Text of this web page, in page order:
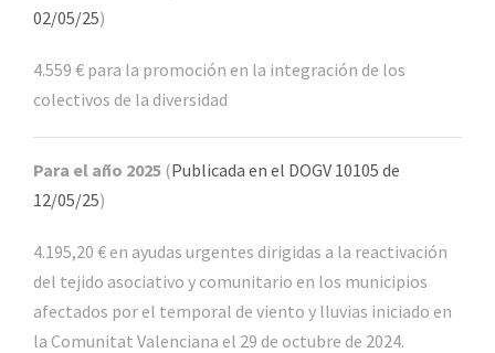
02/05/25)
4.559 € para la promoción en la integración de los
colectivos de la diversidad
Para el año 2025 (Publicada en el DOGV 10105 de
12/05/25)
4.195,20 € en ayudas urgentes dirigidas a la reactivación
del tejido asociativo y comunitario en los municipios
afectados por el temporal de viento y lluvias iniciado en
la Comunitat Valenciana el 29 de octubre de 2024.